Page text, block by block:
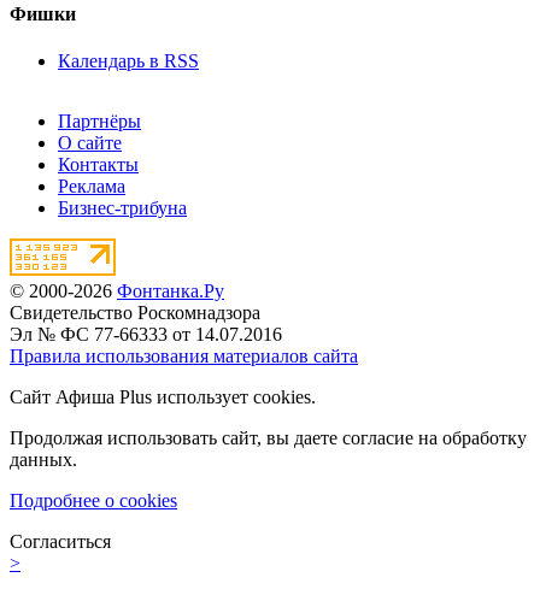
Фишки
Календарь в RSS
Партнёры
О сайте
Контакты
Реклама
Бизнес-трибуна
© 2000-2026 Фонтанка.Ру
Свидетельство Роскомнадзора
Эл № ФС 77-66333 от 14.07.2016
Правила использования материалов сайта
Сайт Афиша Plus использует cookies.
Продолжая использовать сайт, вы даете согласие на обработку
данных.
Подробнее о cookies
Согласиться
>